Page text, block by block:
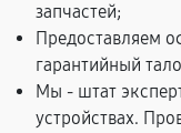
запчастей;
Предоставляем
гарантийный
Мы - штат
устройствах.